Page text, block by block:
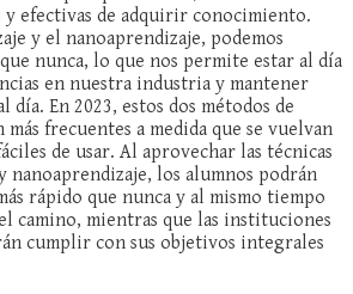
y efectivas de adquirir conocimiento.
y el nanoaprendizaje, podemos
nunca, lo que nos permite estar al día
en nuestra industria y mantener
día. En 2023, estos dos métodos de
frecuentes a medida que se vuelvan
de usar. Al aprovechar las técnicas
nanoaprendizaje, los alumnos podrán
rápido que nunca y al mismo tiempo
camino, mientras que las instituciones
cumplir con sus objetivos integrales